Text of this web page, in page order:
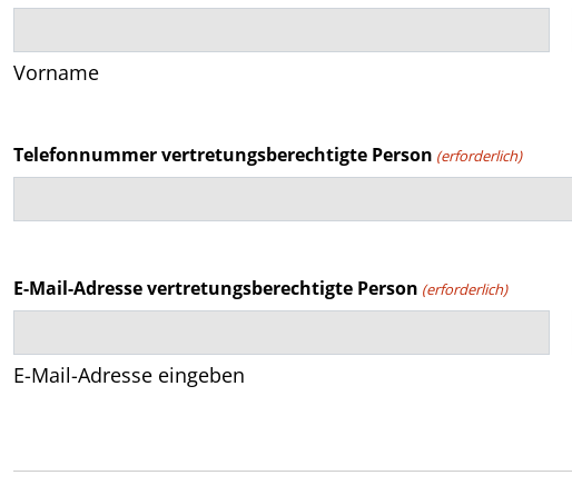
Vorname
Telefonnummer vertretungsberechtigte Person (erforderlich)
E-Mail-Adresse vertretungsberechtigte Person (erforderlich)
E-Mail-Adresse eingeben